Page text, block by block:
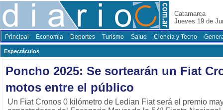
Catamarca
Jueves 19 de
Principal Economia Deportes Turismo Salud Ciencia y Tecno
Espectáculos
Poncho 2025: Se sortearán un Fiat
motos entre el público
Un Fiat Cronos 0 kilómetro de Ledian Fiat será el premio